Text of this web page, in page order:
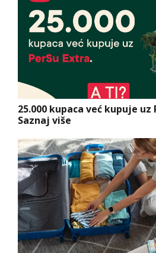
25.000 kupaca već kupuje uz
Saznaj više